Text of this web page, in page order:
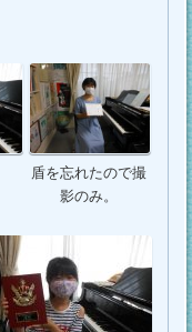
盾を忘れたので撮
影のみ。